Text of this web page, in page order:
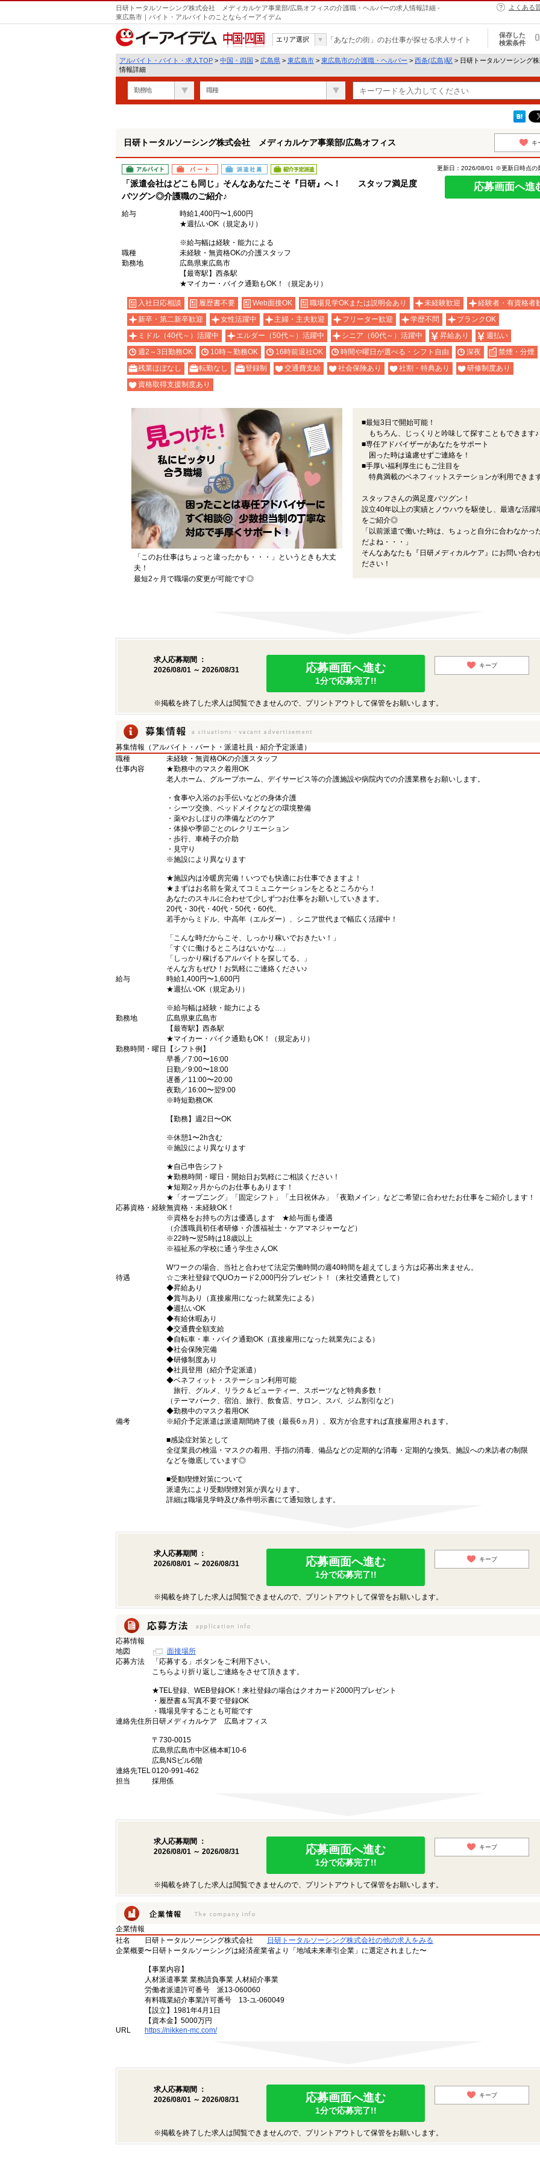
日研トータルソーシング株式会社 メディカルケア事業部/広島オフィスの介護職・ヘルパーの求人情報詳細 -
東広島市｜バイト・アルバイトのことならイーアイデム
よくある
中国・四国
エリア選択 「あなたの街」のお仕事が探せる求人サイト
保存した
検索条件
0
アルバイト・バイト・求人TOP > 中国・四国 > 広島県 > 東広島市 > 東広島市の介護職・ヘルパー > 西条(広島)駅 > 日研トータルソーシング
情報詳細
勤務地 職種
遣
日研トータルソーシング株式会社 メディカルケア事業部/広島オフィス キ
アルバイト パート 派遣社員 紹介予定派遣
「派遣会社はどこも同じ」そんなあなたこそ『日研』へ！ スタッフ満足度
バツグン◎介護職のご紹介♪
更新日：2026/08/01 ※更新日時点の
応募画面へ進
給与
時給1,400円〜1,600円
★週払いOK（規定あり）
※給与幅は経験・能力による
職種
未経験・無資格OKの介護スタッフ
勤務地
広島県東広島市
【最寄駅】西条駅
★マイカー・バイク通勤もOK！（規定あり）
入社日応相談 履歴書不要 Web面接OK 職場見学OKまたは説明会あり 未経験歓迎
経験者・有資格者
新卒・第二新卒歓迎
女性活躍中 主婦・主夫歓迎 フリーター歓迎 学歴不問
ブランクOK
ミドル（40代～）活躍中
エルダー（50代～）活躍中 シニア（60代～）活躍中 昇給あり
週払い
週2～3日勤務OK
10時～勤務OK 16時前退社OK 時間や曜日が選べる・シフト自由 深夜
禁煙・分煙
残業ほぼなし
転勤なし 登録制 交通費支給 社会保険あり 社割・特典あり
研修制度あり
資格取得支援制度あり
「このお仕事はちょっと違ったかも・・・」というときも大丈
夫！
最短2ヶ月で職場の変更が可能です◎
■最短3日で開始可能！
もちろん、じっくりと吟味して探すこともできます♪
■専任アドバイザーがあなたをサポート
困った時は遠慮せずご連絡を！
■手厚い福利厚生にもご注目を
特典満載のベネフィットステーションが利用できま
スタッフさんの満足度バツグン！
設立40年以上の実績とノウハウを駆使し、最適な活躍
をご紹介◎
「以前派遣で働いた時は、ちょっと自分に合わなかっ
だよね・・・」
そんなあなたも『日研メディカルケア』にお問い合わ
ださい！
求人応募期間 ：
2026/08/01 ～ 2026/08/31
応募画面へ進む
1分で応募完了!!
キープ
※掲載を終了した求人は閲覧できませんので、プリントアウトして保管をお願いします。
募集情報（アルバイト・パート・派遣社員・紹介予定派遣）
職種
未経験・無資格OKの介護スタッフ
仕事内容
★勤務中のマスク着用OK
老人ホーム、グループホーム、デイサービス等の介護施設や病院内での介護業務をお願いします。
・食事や入浴のお手伝いなどの身体介護
・シーツ交換、ベッドメイクなどの環境整備
・薬やおしぼりの準備などのケア
・体操や季節ごとのレクリエーション
・歩行、車椅子の介助
・見守り
※施設により異なります
★施設内は冷暖房完備！いつでも快適にお仕事できますよ！
★まずはお名前を覚えてコミュニケーションをとるところから！
あなたのスキルに合わせて少しずつお仕事をお願いしていきます。
20代・30代・40代・50代・60代、
若手からミドル、中高年（エルダー）、シニア世代まで幅広く活躍中！
「こんな時だからこそ、しっかり稼いでおきたい！」
「すぐに働けるところはないかな…」
「しっかり稼げるアルバイトを探してる。」
そんな方もぜひ！お気軽にご連絡ください♪
給与
時給1,400円〜1,600円
★週払いOK（規定あり）
※給与幅は経験・能力による
勤務地
広島県東広島市
【最寄駅】西条駅
★マイカー・バイク通勤もOK！（規定あり）
勤務時間・曜日
【シフト例】
早番／7:00〜16:00
日勤／9:00〜18:00
遅番／11:00〜20:00
夜勤／16:00〜翌9:00
※時短勤務OK
【勤務】週2日〜OK
※休憩1〜2h含む
※施設により異なります
★自己申告シフト
★勤務時間・曜日・開始日お気軽にご相談ください！
★短期2ヶ月からのお仕事もあります！
★「オープニング」「固定シフト」「土日祝休み」「夜勤メイン」などご希望に合わせたお仕事をご紹介します！
応募資格・経験無資格・未経験OK！
※資格をお持ちの方は優遇します ★給与面も優遇
（介護職員初任者研修・介護福祉士・ケアマネジャーなど）
※22時〜翌5時は18歳以上
※福祉系の学校に通う学生さんOK
Wワークの場合、当社と合わせて法定労働時間の週40時間を超えてしまう方は応募出来ません。
待遇
☆ご来社登録でQUOカード2,000円分プレゼント！（来社交通費として）
◆昇給あり
◆賞与あり（直接雇用になった就業先による）
◆週払いOK
◆有給休暇あり
◆交通費全額支給
◆自転車・車・バイク通勤OK（直接雇用になった就業先による）
◆社会保険完備
◆研修制度あり
◆社員登用（紹介予定派遣）
◆ベネフィット・ステーション利用可能
旅行、グルメ、リラク＆ビューティー、スポーツなど特典多数！
（テーマパーク、宿泊、旅行、飲食店、サロン、スパ、ジム割引など）
◆勤務中のマスク着用OK
備考
※紹介予定派遣は派遣期間終了後（最長6ヵ月）、双方が合意すれば直接雇用されます。
■感染症対策として
全従業員の検温・マスクの着用、手指の消毒、備品などの定期的な消毒・定期的な換気、施設への来訪者の制限
などを徹底しています◎
■受動喫煙対策について
派遣先により受動喫煙対策が異なります。
詳細は職場見学時及び条件明示書にて通知致します。
求人応募期間 ：
2026/08/01 ～ 2026/08/31
応募画面へ進む
1分で応募完了!!
キープ
※掲載を終了した求人は閲覧できませんので、プリントアウトして保管をお願いします。
応募情報
地図
面接場所
応募方法
「応募する」ボタンをご利用下さい。
こちらより折り返しご連絡をさせて頂きます。
★TEL登録、WEB登録OK！来社登録の場合はクオカード2000円プレゼント
・履歴書＆写真不要で登録OK
・職場見学することも可能です
連絡先住所日研メディカルケア 広島オフィス
〒730-0015
広島県広島市中区橋本町10-6
広島NSビル6階
連絡先TEL0120-991-462
担当
採用係
求人応募期間 ：
2026/08/01 ～ 2026/08/31
応募画面へ進む
1分で応募完了!!
キープ
※掲載を終了した求人は閲覧できませんので、プリントアウトして保管をお願いします。
企業情報
社名
日研トータルソーシング株式会社
日研トータルソーシング株式会社の他の求人をみる
企業概要〜日研トータルソーシングは経済産業省より「地域未来牽引企業」に選定されました〜
【事業内容】
人材派遣事業 業務請負事業 人材紹介事業
労働者派遣許可番号 派13-060060
有料職業紹介事業許可番号 13-ユ-060049
【設立】1981年4月1日
【資本金】5000万円
URL
https://nikken-mc.com/
求人応募期間 ：
2026/08/01 ～ 2026/08/31
応募画面へ進む
1分で応募完了!!
キープ
※掲載を終了した求人は閲覧できませんので、プリントアウトして保管をお願いします。